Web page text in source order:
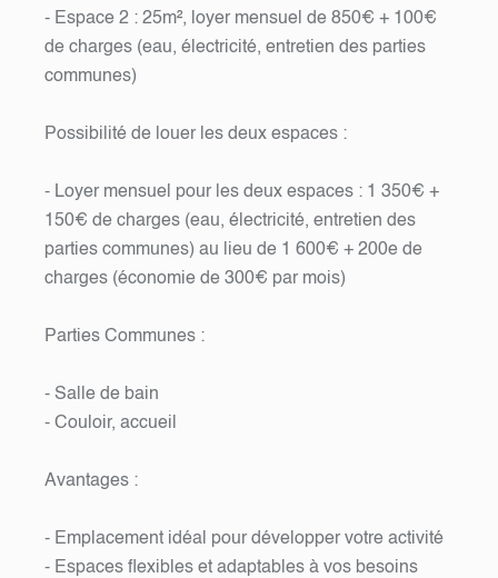
- Espace 2 : 25m², loyer mensuel de 850€ + 100€
de charges (eau, électricité, entretien des parties
communes)
Possibilité de louer les deux espaces :
- Loyer mensuel pour les deux espaces : 1 350€ +
150€ de charges (eau, électricité, entretien des
parties communes) au lieu de 1 600€ + 200e de
charges (économie de 300€ par mois)
Parties Communes :
- Salle de bain
- Couloir, accueil
Avantages :
- Emplacement idéal pour développer votre activité
- Espaces flexibles et adaptables à vos besoins